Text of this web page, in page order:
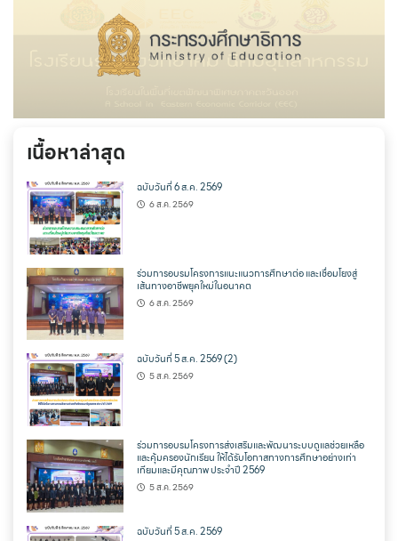
เนื้อหาล่าสุด
ฉบับวันที่ 6 ส.ค. 2569
6 ส.ค. 2569
ร่วมการอบรมโครงการแนะแนวการศึกษาต่อ และเชื่อมโยงสู่
เส้นทางอาชีพยุคใหม่ในอนาคต
6 ส.ค. 2569
ฉบับวันที่ 5 ส.ค. 2569 (2)
5 ส.ค. 2569
ร่วมการอบรมโครงการส่งเสริมและพัฒนาระบบดูแลช่วยเหลือ
และคุ้มครองนักเรียน ให้ได้รับโอกาสทางการศึกษาอย่างเท่า
เทียมและมีคุณภาพ ประจำปี 2569
5 ส.ค. 2569
ฉบับวันที่ 5 ส.ค. 2569